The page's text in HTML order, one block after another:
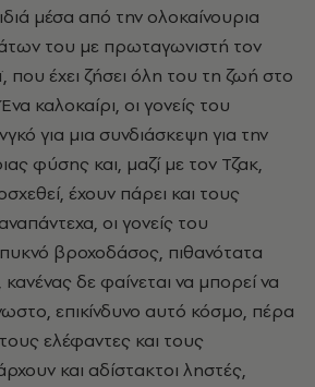
μέσα από την ολοκαίνουρια
του με πρωταγωνιστή τον
που έχει ζήσει όλη του τη ζωή στο
καλοκαίρι, οι γονείς του
για μια συνδιάσκεψη για την
φύσης και, μαζί με τον Τζακ,
έχουν πάρει και τους
οι γονείς του
πυκνό βροχοδάσος, πιθανότατα
δε φαίνεται να μπορεί να
επικίνδυνο αυτό κόσμο, πέρα
ελέφαντες και τους
και αδίστακτοι ληστές,